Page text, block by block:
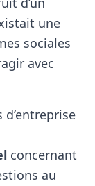
une
sociales
avec
concernant
au